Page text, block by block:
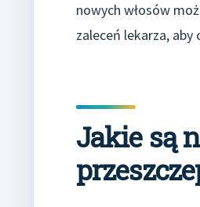
nowych włosów
zaleceń lekarza, aby
Jakie są